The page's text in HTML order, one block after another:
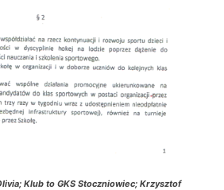
Klub to GKS Stoczniowiec; Krzysztof